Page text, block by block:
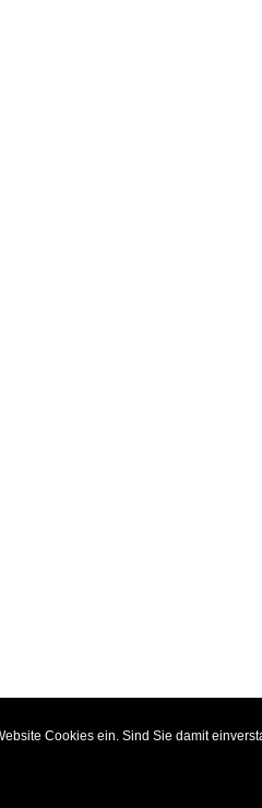
Cookies ein. Sind Sie damit